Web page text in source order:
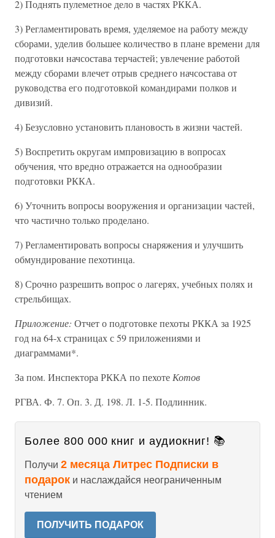
2) Поднять пулеметное дело в частях РККА.
3) Регламентировать время, уделяемое на работу между
сборами, уделив большее количество в плане времени для
подготовки начсостава терчастей; увлечение работой
между сборами влечет отрыв среднего начсостава от
руководства его подготовкой командирами полков и
дивизий.
4) Безусловно установить плановость в жизни частей.
5) Воспретить округам импровизацию в вопросах
обучения, что вредно отражается на однообразии
подготовки РККА.
6) Уточнить вопросы вооружения и организации частей,
что частично только проделано.
7) Регламентировать вопросы снаряжения и улучшить
обмундирование пехотинца.
8) Срочно разрешить вопрос о лагерях, учебных полях и
стрельбищах.
Приложение: Отчет о подготовке пехоты РККА за 1925
год на 64-х страницах с 59 приложениями и
диаграммами*.
За пом. Инспектора РККА по пехоте Котов
РГВА. Ф. 7. Оп. 3. Д. 198. Л. 1-5. Подлинник.
Более 800 000 книг и аудиокниг! 📚
Получи 2 месяца Литрес Подписки в
подарок и наслаждайся неограниченным
чтением
ПОЛУЧИТЬ ПОДАРОК